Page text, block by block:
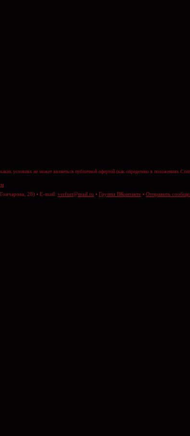
условиях не может являеться публичной офертой (как определено в положениях
28) • E-mail: verfurt@mail.ru • Группа ВКонтакте • Отправить